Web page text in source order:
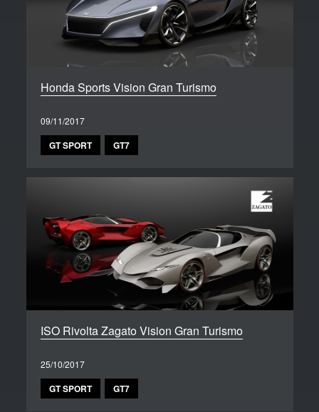
Honda Sports Vision Gran Turismo
09/11/2017
GT SPORT GT7
ISO Rivolta Zagato Vision Gran Turismo
25/10/2017
GT SPORT GT7